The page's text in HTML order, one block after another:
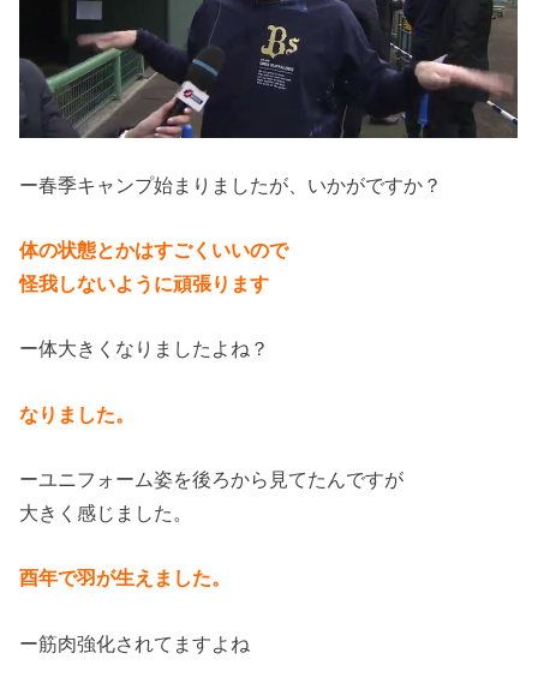
ー春季キャンプ始まりましたが、いかがですか？
体の状態とかはすごくいいので
怪我しないように頑張ります
ー体大きくなりましたよね？
なりました。
ーユニフォーム姿を後ろから見てたんですが
大きく感じました。
酉年で羽が生えました。
ー筋肉強化されてますよね